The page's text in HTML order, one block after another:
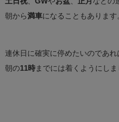
朝から満車になることもあります
連休日に確実に停めたいのであれ
朝の11時 までには着くようにしま